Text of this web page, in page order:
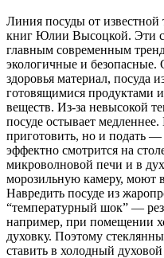
Линия посуды от известной
книг Юлии Высоцкой. Эти
главным современным
экологичные и
здоровья материал, посуда
готовящимися продуктами
веществ. Из-за невысокой
посуде остывает
приготовить, но и подать
эффектно смотрится на
микроволновой печи и в
морозильную камеру, моют
Навредить посуде из
“температурный шок” —
например, при помещении
духовку. Поэтому
ставить в холодный